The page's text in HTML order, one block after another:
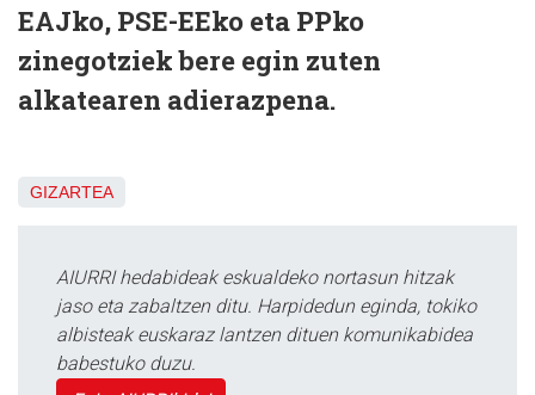
EAJko, PSE-EEko eta PPko
zinegotziek bere egin zuten
alkatearen adierazpena.
GIZARTEA
AIURRI hedabideak eskualdeko nortasun hitzak
jaso eta zabaltzen ditu. Harpidedun eginda, tokiko
albisteak euskaraz lantzen dituen komunikabidea
babestuko duzu.